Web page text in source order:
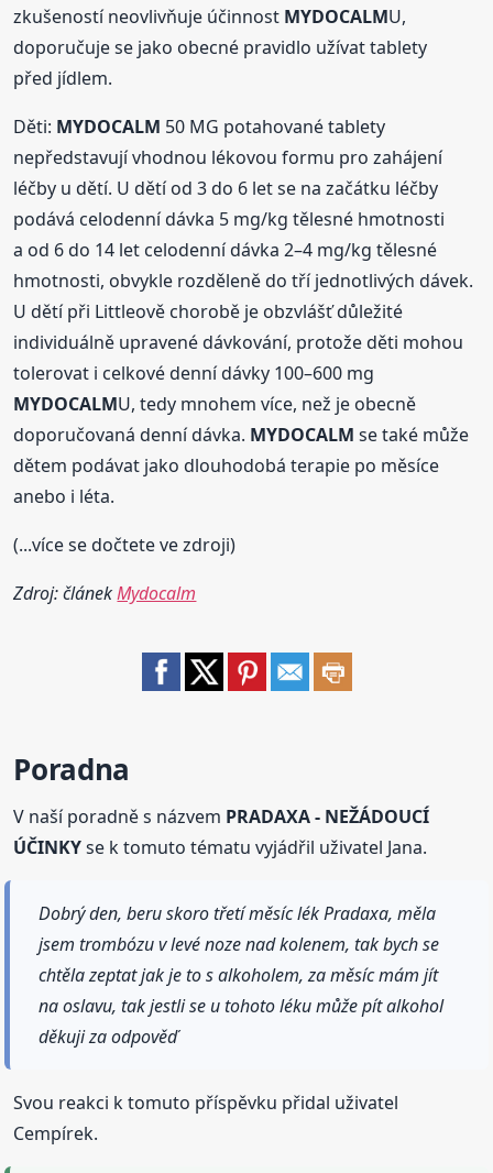
zkušeností neovlivňuje účinnost MYDOCALMU,
doporučuje se jako obecné pravidlo užívat tablety
před jídlem.
Děti: MYDOCALM 50 MG potahované tablety
nepředstavují vhodnou lékovou formu pro zahájení
léčby u dětí. U dětí od 3 do 6 let se na začátku léčby
podává celodenní dávka 5 mg/kg tělesné hmotnosti
a od 6 do 14 let celodenní dávka 2–4 mg/kg tělesné
hmotnosti, obvykle rozděleně do tří jednotlivých dávek.
U dětí při Littleově chorobě je obzvlášť důležité
individuálně upravené dávkování, protože děti mohou
tolerovat i celkové denní dávky 100–600 mg
MYDOCALMU, tedy mnohem více, než je obecně
doporučovaná denní dávka. MYDOCALM se také může
dětem podávat jako dlouhodobá terapie po měsíce
anebo i léta.
(...více se dočtete ve zdroji)
Zdroj: článekMydocalm
Poradna
V naší poradně s názvem PRADAXA - NEŽÁDOUCÍ
ÚČINKYse k tomuto tématu vyjádřil uživatel Jana.
Dobrý den, beru skoro třetí měsíc lék Pradaxa, měla
jsem trombózu v levé noze nad kolenem, tak bych se
chtěla zeptat jak je to s alkoholem, za měsíc mám jít
na oslavu, tak jestli se u tohoto léku může pít alkohol
děkuji za odpověď
Svou reakci k tomuto příspěvku přidal uživatel
Cempírek.